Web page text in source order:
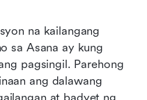
na kailangang
sa Asana ay kung
pagsingil. Parehong
ang dalawang